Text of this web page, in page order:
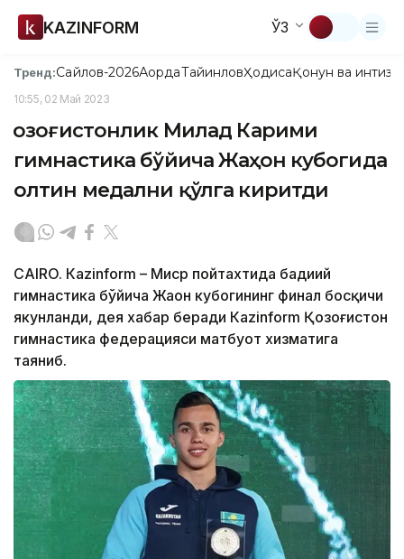
KAZINFORM ЎЗ
Тренд:Сайлов-2026АқордаТайинловҲодисаҚонун ва
10:55, 02 Май 2023
Қозоғистонлик Милад Карими
гимнастика бўйича Жаҳон кубогида
олтин медални қўлга киритди
CAIRO. Кazinform – Миср пойтахтида бадиий
гимнастика бўйича Жаҳон кубогининг финал босқичи
якунланди, дея хабар беради Кazinform Қозоғистон
гимнастика федерацияси матбуот хизматига
таяниб.